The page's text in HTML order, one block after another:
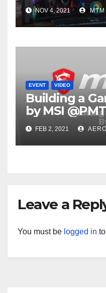
NOV 4, 2021 MTM
EVENT VIDEO
Building a
by MSI
FEB 2, 2021
Leave a
You must be logged in